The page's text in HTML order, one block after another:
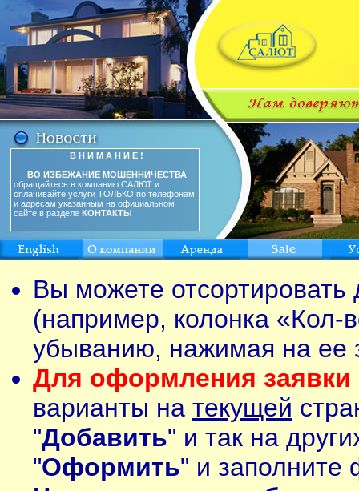
В Н И М А Н И Е !
ВО ИЗБЕЖАНИЕ МОШЕННИЧЕСТВА
обращайтесь в компанию САЛЮТ и
оплачивайте услуги ТОЛЬКО по телефонам
и адресам указанным на официальном
сайте в разделе КОНТАКТЫ
Вы можете
(например, колонка «Кол-
убыванию, нажимая на ее
Для оформления заявки
варианты на текущей
"Добавить" и так на
"Оформить" и заполните